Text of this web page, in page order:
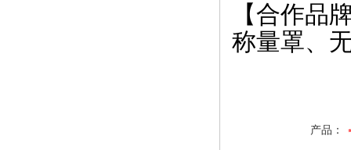
【合作品
称量罩、
产品：